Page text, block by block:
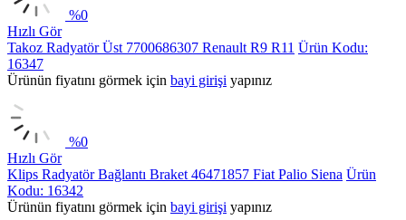
%0
Hızlı Gör
Takoz Radyatör Üst 7700686307 Renault R9 R11 Ürün Kodu:
16347
Ürünün fiyatını görmek için bayi girişi yapınız
%0
Hızlı Gör
Klips Radyatör Bağlantı Braket 46471857 Fiat Palio Siena Ürün
Kodu: 16342
Ürünün fiyatını görmek için bayi girişi yapınız